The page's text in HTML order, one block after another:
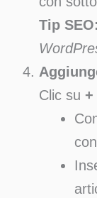
Tip SEO:
Clic su +